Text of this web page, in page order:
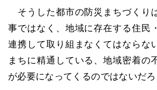
そうした都市の防災まちづくり
事ではなく、地域に存在する住民
連携して取り組まなくてはならな
まちに精通している、地域密着の
が必要になってくるのではないだろ